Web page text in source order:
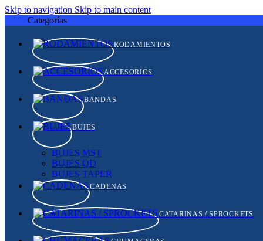
Skip to navigation Skip to main content
Categorías
RODAMIENTOS
ACCESORIOS
BANDAS
BUJES
BUJES MST
BUJES QD
BUJES TAPER
CADENAS
CATARINAS / SPROCKETS